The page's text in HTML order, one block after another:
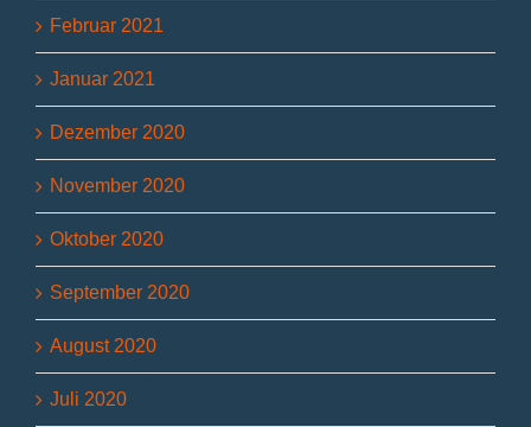
Februar 2021
Januar 2021
Dezember 2020
November 2020
Oktober 2020
September 2020
August 2020
Juli 2020